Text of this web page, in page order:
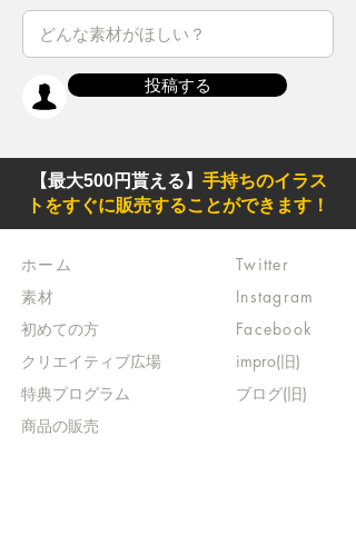
投稿する
【最大500円貰える】 手持ちのイラス
トをすぐに販売することができます！
ホーム
素材
初めての方
​クリエイティブ広場
​特典プログラム
​商品の販売
Twitter
Instagram
Facebook
impro(旧)​
ブログ(旧)